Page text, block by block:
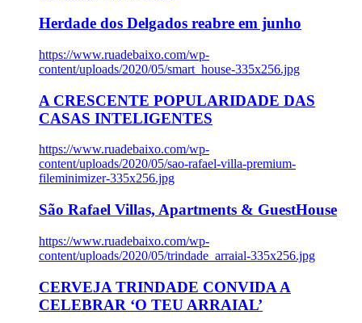
Herdade dos Delgados reabre em junho
https://www.ruadebaixo.com/wp-
content/uploads/2020/05/smart_house-335x256.jpg
A CRESCENTE POPULARIDADE DAS
CASAS INTELIGENTES
https://www.ruadebaixo.com/wp-
content/uploads/2020/05/sao-rafael-villa-premium-
fileminimizer-335x256.jpg
São Rafael Villas, Apartments & GuestHouse
https://www.ruadebaixo.com/wp-
content/uploads/2020/05/trindade_arraial-335x256.jpg
CERVEJA TRINDADE CONVIDA A
CELEBRAR ‘O TEU ARRAIAL’